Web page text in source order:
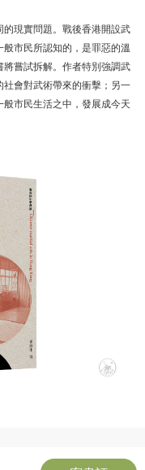
現實問題。戰後香港開設武
市民所認知的，是罪惡的溫
嘗試拆解。作者特別強調武
會對武術帶來的衝擊；另一
市民生活之中，發展成今天